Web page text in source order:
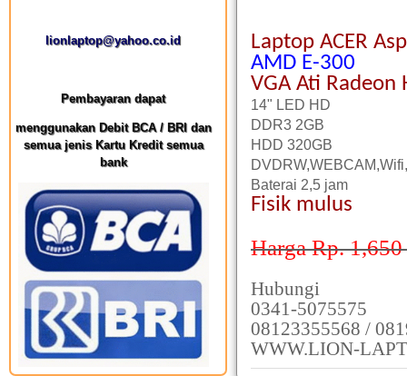
lionlaptop@yahoo.co.id
Pembayaran dapat
menggunakan Debit BCA / BRI dan
semua jenis Kartu Kredit semua
bank
Laptop ACER
AMD E-300
VGA Ati Radeon
14" LED HD
DDR3 2GB
HDD 320GB
Baterai 2,5 jam
Fisik mulus
Harga Rp. 1,650
Hubungi
0341-5075575
08123355568 /
WWW.LION-